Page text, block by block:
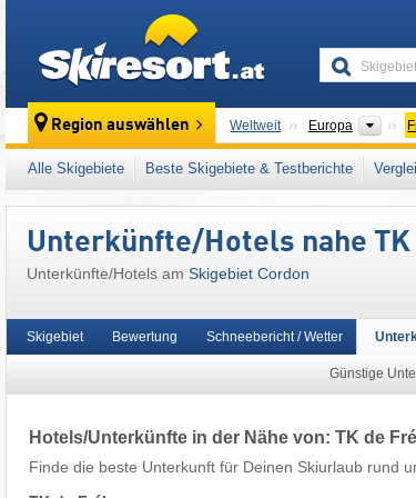
Region auswählen Weltweit Europa
Dieses Skigebiet liegt auch in:
Westalpen
Alle Skigebiete Beste Skigebiete & Testberichte
Unterkünfte/Hotels nahe TK
Unterkünfte/Hotels am Skigebiet Cordon
Skigebiet Bewertung Schneebericht / Wetter
Günstige
Hotels/Unterkünfte in der Nähe von: TK de
Finde die beste Unterkunft für Deinen Skiurlaub rund